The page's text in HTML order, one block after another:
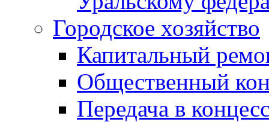
Городское хозяйство
Капитальный
Общественный
Передача в